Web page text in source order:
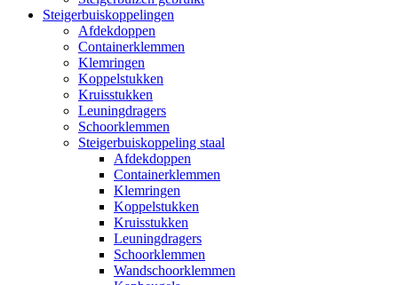
Steigerbuiskoppelingen
Afdekdoppen
Containerklemmen
Klemringen
Koppelstukken
Kruisstukken
Leuningdragers
Schoorklemmen
Steigerbuiskoppeling staal
Afdekdoppen
Containerklemmen
Klemringen
Koppelstukken
Kruisstukken
Leuningdragers
Schoorklemmen
Wandschoorklemmen